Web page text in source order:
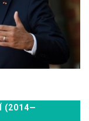
(2014—